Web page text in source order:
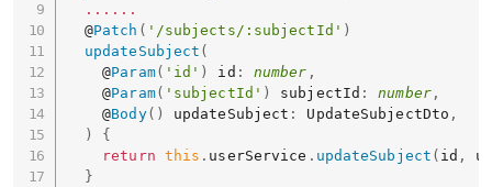
... ...
  @
Patch ( '/subjects/:subjectId' )
updateSubject (
    @
Param( 'id' ) id : number ,
    @
Param( 'subjectId' ) subjectId : number,
    @
Body( ) updateSubject : UpdateSubjectDto ,
)
{
return this . userService . updateSubject ( id ,
}